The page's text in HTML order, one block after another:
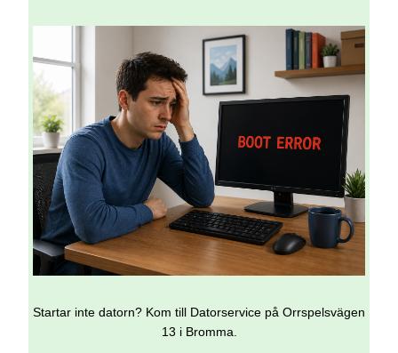
Startar inte datorn? Kom till Datorservice på Orrspelsvägen
13 i Bromma.